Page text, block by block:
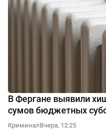
В Фергане выявили
сумов бюджетных
КриминалВчера, 12:25